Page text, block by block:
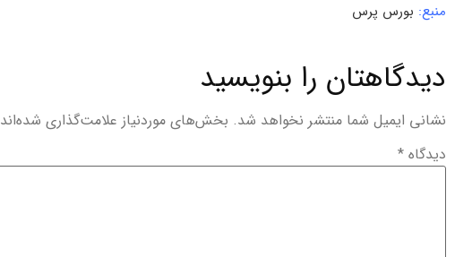
منبع: بورس پرس
دیدگاهتان را بنویسید
نشانی ایمیل شما منتشر نخواهد شد. بخش‌های موردنیاز علامت‌گذاری شده‌اند
دیدگاه *